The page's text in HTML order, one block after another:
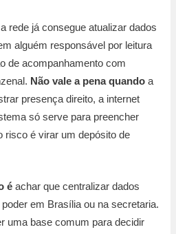
a rede já consegue atualizar dados
alguém responsável por leitura
de acompanhamento com
Não vale a pena quando a
presença direito, a internet
só serve para preencher
risco é virar um depósito de
é achar que centralizar dados
em Brasília ou na secretaria.
uma base comum para decidir